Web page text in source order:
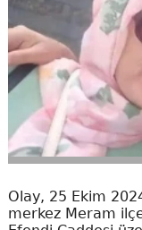
Olay, 25 Ekim
merkez Meram